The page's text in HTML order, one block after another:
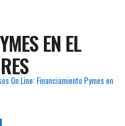
EN EL
On Line: Financiamiento Pymes en